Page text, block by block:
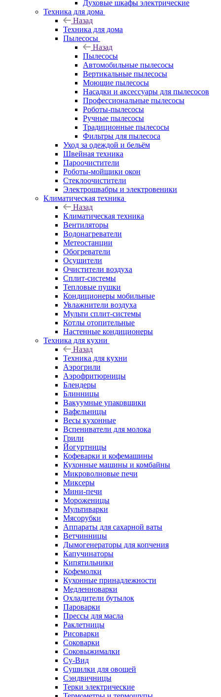
Духовые шкафы электрические
Техника для дома
Назад
Техника для дома
Пылесосы
Назад
Пылесосы
Автомобильные пылесосы
Вертикальные пылесосы
Моющие пылесосы
Насадки и аксессуары для пылесосов
Профессиональные пылесосы
Роботы-пылесосы
Ручные пылесосы
Традиционные пылесосы
Фильтры для пылесоса
Уход за одеждой и бельём
Швейная техника
Пароочистители
Роботы-мойщики окон
Стеклоочистители
Электрошвабры и электровеники
Климатическая техника
Назад
Климатическая техника
Вентиляторы
Водонагреватели
Метеостанции
Обогреватели
Осушители
Очистители воздуха
Сплит-системы
Тепловые пушки
Кондиционеры мобильные
Увлажнители воздуха
Мульти сплит-системы
Котлы отопительные
Настенные кондиционеры
Техника для кухни
Назад
Техника для кухни
Аэрогрили
Аэрофритюрницы
Блендеры
Блинницы
Вакуумные упаковщики
Вафельницы
Весы кухонные
Вспениватели для молока
Грили
Йогуртницы
Кофеварки и кофемашины
Кухонные машины и комбайны
Микроволновые печи
Миксеры
Мини-печи
Мороженицы
Мультиварки
Мясорубки
Аппараты для сахарной ваты
Ветчинницы
Дымогенераторы для копчения
Капучинаторы
Кипятильники
Кофемолки
Кухонные принадлежности
Медленноварки
Охладители бутылок
Пароварки
Прессы для масла
Раклетницы
Рисоварки
Соковарки
Соковыжималки
Су-Вид
Сушилки для овощей
Сэндвичницы
Терки электрические